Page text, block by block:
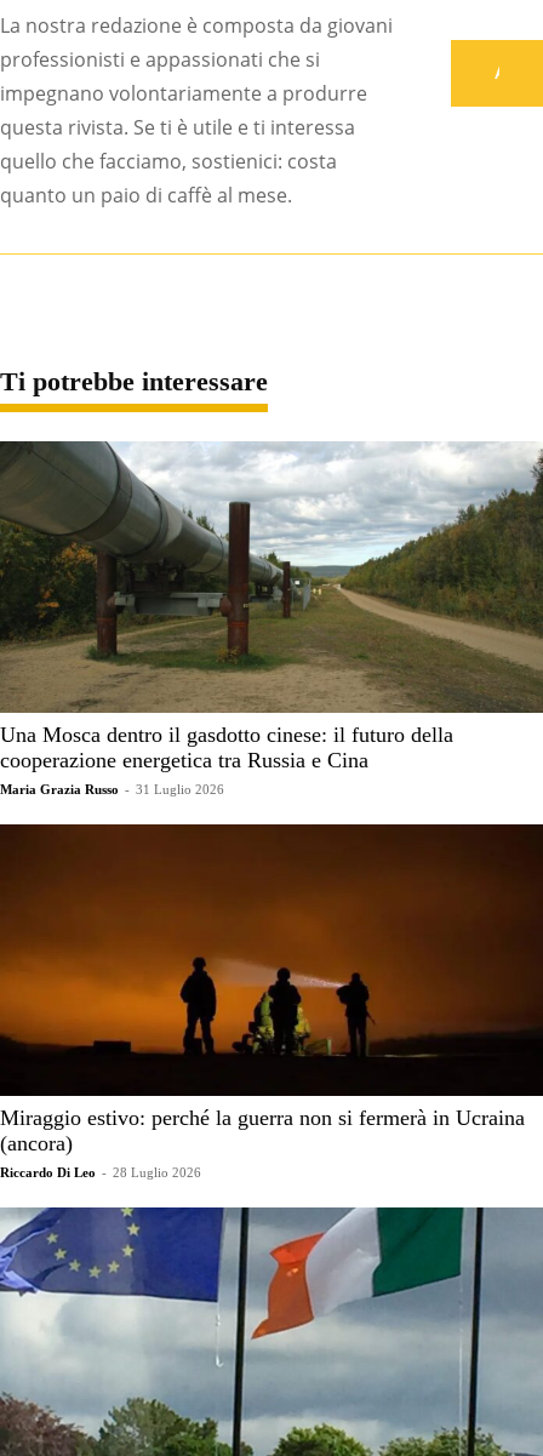
La nostra redazione è composta da giovani
professionisti e appassionati che si
impegnano volontariamente a produrre
questa rivista. Se ti è utile e ti interessa
quello che facciamo, sostienici: costa
quanto un paio di caffè al mese.
Ti potrebbe interessare
Una Mosca dentro il gasdotto cinese: il futuro della
cooperazione energetica tra Russia e Cina
Maria Grazia Russo - 31 Luglio 2026
Miraggio estivo: perché la guerra non si fermerà in Ucraina
(ancora)
Riccardo Di Leo - 28 Luglio 2026